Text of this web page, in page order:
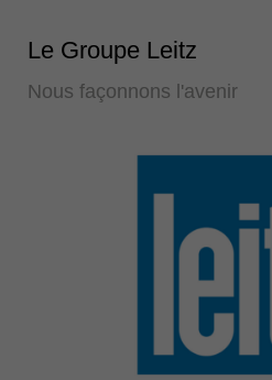
Le Groupe Leitz
Nous façonnons l'avenir